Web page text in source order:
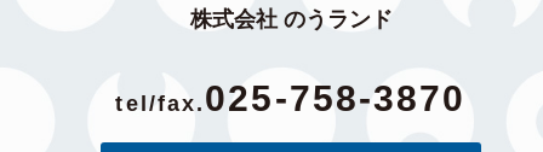
株式会社 のうランド
tel/fax. 025-758-3870